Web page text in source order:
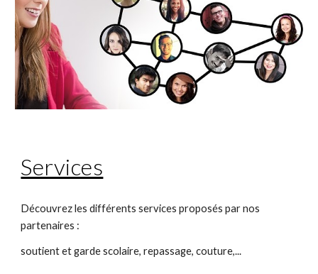
Services
Découvrez les différents services proposés par nos
partenaires :
soutient et garde scolaire, repassage, couture,...